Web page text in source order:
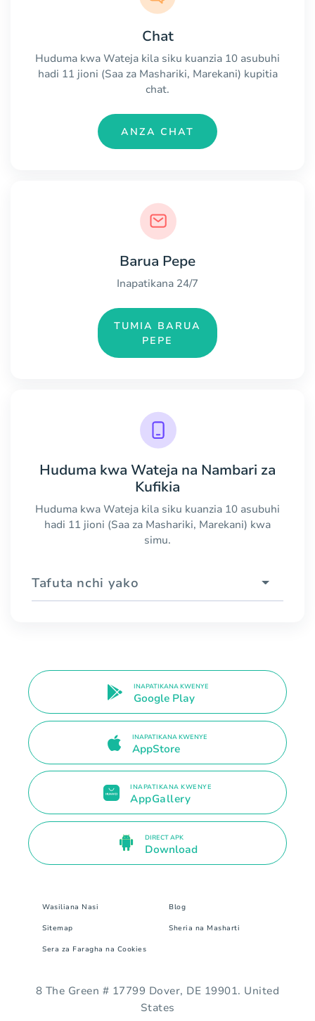
Chat
Huduma kwa Wateja kila siku kuanzia 10 asubuhi
hadi 11 jioni (Saa za Mashariki, Marekani) kupitia
chat.
ANZA CHAT
Barua Pepe
Inapatikana 24/7
TUMIA BARUA
PEPE
Huduma kwa Wateja na Nambari za
Kufikia
Huduma kwa Wateja kila siku kuanzia 10 asubuhi
hadi 11 jioni (Saa za Mashariki, Marekani) kwa
simu.
Tafuta nchi yako
INAPATIKANA KWENYE
Google Play
INAPATIKANA KWENYE
AppStore
INAPATIKANA KWENYE
AppGallery
DIRECT APK
Download
Wasiliana Nasi Blog
Sitemap Sheria na Masharti
Sera za Faragha na Cookies
8 The Green # 17799 Dover, DE 19901. United
States